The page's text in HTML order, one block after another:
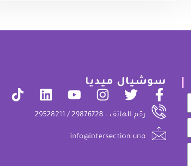
سوشيال ميديا
رقم الهاتف : 29876728 / 29528211
info@intersection.uno